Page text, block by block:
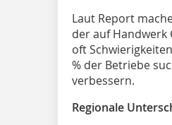
Laut Report
der auf
oft
% der Betriebe
verbessern.
Regionale